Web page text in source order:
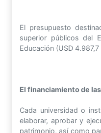
El presupuesto
superior públicos del
Educación (USD
El financiamiento de
Cada universidad o
elaborar, aprobar y
patrimonio, así como